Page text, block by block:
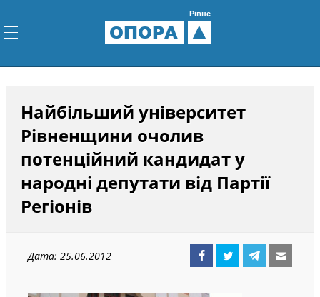
ОПОРА
Рівне
Найбільший університет
Рівненщини очолив
потенційний кандидат у
народні депутати від Партії
Регіонів
Дата: 25.06.2012